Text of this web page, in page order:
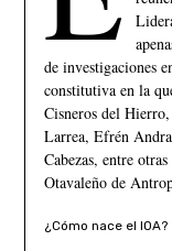
de investigaciones
constitutiva en la
Cisneros del
Larrea, Efrén
Cabezas, entre
Otavaleño de
¿Cómo nace el IOA?